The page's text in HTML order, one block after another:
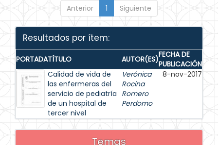
Anterior 1 Siguiente
Resultados por ítem:
PORTADATÍTULO AUTOR(ES)FECHA DE
PUBLICACIÓN
Calidad de vida de
las enfermeras del
servicio de pediatría
de un hospital de
tercer nivel
Verónica
Rocina
Romero
Perdomo
8-nov-2017
Temas